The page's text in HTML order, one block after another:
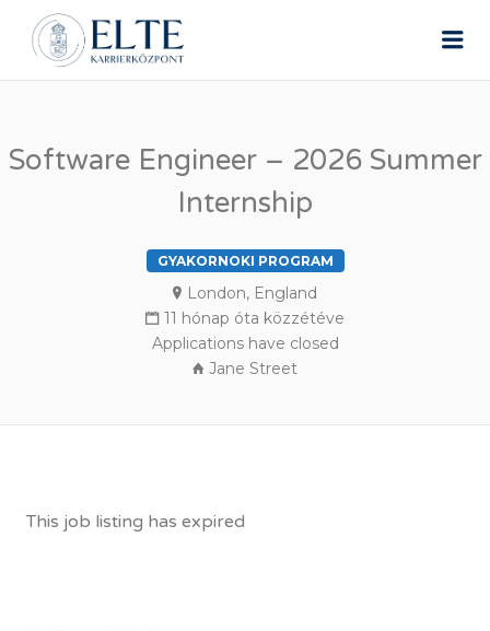
ELTE ÁLLÁSPORTÁL
Software Engineer – 2026 Summer
Internship
GYAKORNOKI PROGRAM
London, England
11 hónap óta közzétéve
Applications have closed
Jane Street
This job listing has expired